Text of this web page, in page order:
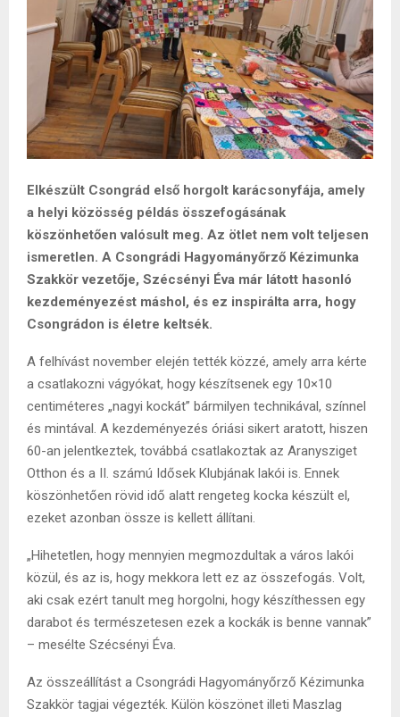
Elkészült Csongrád első horgolt karácsonyfája, amely
a helyi közösség példás összefogásának
köszönhetően valósult meg. Az ötlet nem volt teljesen
ismeretlen. A Csongrádi Hagyományőrző Kézimunka
Szakkör vezetője, Szécsényi Éva már látott hasonló
kezdeményezést máshol, és ez inspirálta arra, hogy
Csongrádon is életre keltsék.
A felhívást november elején tették közzé, amely arra kérte
a csatlakozni vágyókat, hogy készítsenek egy 10×10
centiméteres „nagyi kockát” bármilyen technikával, színnel
és mintával. A kezdeményezés óriási sikert aratott, hiszen
60-an jelentkeztek, továbbá csatlakoztak az Aranysziget
Otthon és a II. számú Idősek Klubjának lakói is. Ennek
köszönhetően rövid idő alatt rengeteg kocka készült el,
ezeket azonban össze is kellett állítani.
„Hihetetlen, hogy mennyien megmozdultak a város lakói
közül, és az is, hogy mekkora lett ez az összefogás. Volt,
aki csak ezért tanult meg horgolni, hogy készíthessen egy
darabot és természetesen ezek a kockák is benne vannak”
– mesélte Szécsényi Éva.
Az összeállítást a Csongrádi Hagyományőrző Kézimunka
Szakkör tagjai végezték. Külön köszönet illeti Maszlag